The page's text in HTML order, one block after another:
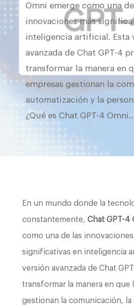
Omni emerge como una
innovaciones más
inteligencia artificial. Esta
avanzada de Chat GPT-4
transformar la manera en
empresas gestionan la
automatización y la
¿Qué es Chat GPT-4
En un mundo donde la
constantemente, Chat GPT-4
como una de las innovaciones
significativas en inteligencia
versión avanzada de Chat
transformar la manera en que
gestionan la comunicación,